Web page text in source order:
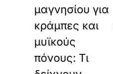
μαγνησίου για
κράμπες και
μυϊκούς
πόνους: Τι